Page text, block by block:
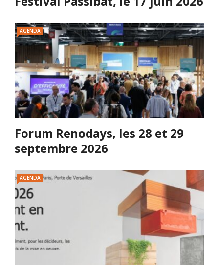
AGENDA
Forum Renodays, les 28 et 29
septembre 2026
AGENDA